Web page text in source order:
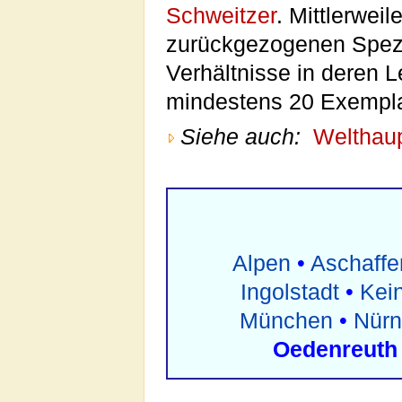
Schweitzer.
zurückgezogenen
Verhältnisse in deren
mindestens 20
Siehe auch:
Alpen •
Ingolstadt•
München •
Oedenreuth